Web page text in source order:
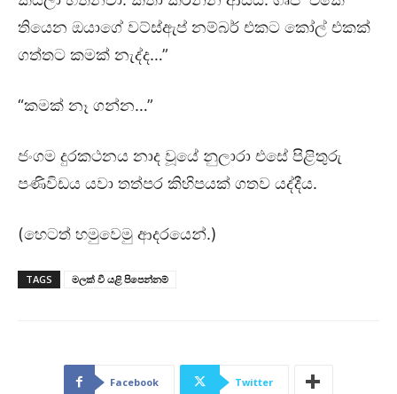
තියෙන ඔයාගේ වට්ස්ඇප් නම්බර් එකට කෝල් එකක්
ගත්තට කමක් නැද්ද…”
“කමක් නෑ ගන්න…”
ජංගම දුරකථනය නාද වූයේ නුලාරා එසේ පිළිතුරු
පණිවිඩය යවා තත්පර කිහිපයක් ගතව යද්දීය.
(හෙටත් හමුවෙමු ආදරයෙන්.)
TAGS මලක් වී යළි පිපෙන්නම්
Facebook Twitter